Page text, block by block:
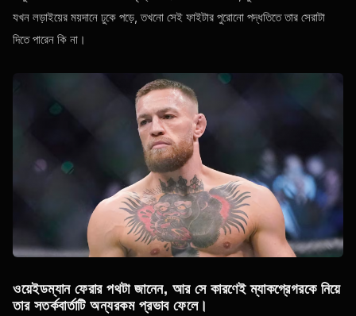
যখন লড়াইয়ের ময়দানে ঢুকে পড়ে, তখনো সেই ফাইটার পুরোনো পদ্ধতিতে তার সেরাটা
দিতে পারেন কি না।
ওয়েইডম্যান ফেরার পথটা জানেন, আর সে কারণেই ম্যাকগ্রেগরকে নিয়ে
তার সতর্কবার্তাটি অন্যরকম প্রভাব ফেলে।